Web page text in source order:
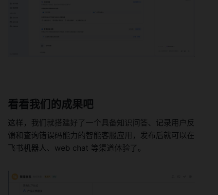
看看我们的成果吧
这样，我们就搭建好了一个具备知识问答、记录用户反
馈和查询错误码能力的智能客服应用，发布后就可以在
飞书机器人、web chat 等渠道体验了。